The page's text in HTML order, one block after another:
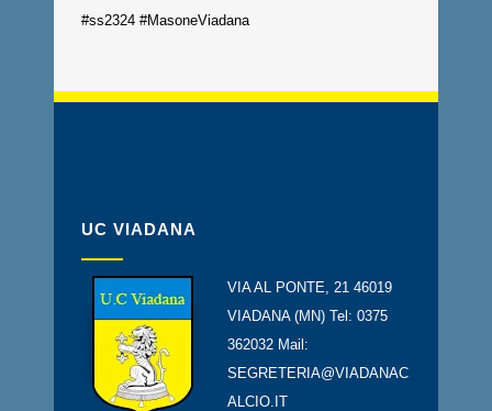
#ss2324 #MasoneViadana
UC VIADANA
VIA AL PONTE, 21 46019
VIADANA (MN) Tel: 0375
362032 Mail:
SEGRETERIA@VIADANAC
ALCIO.IT